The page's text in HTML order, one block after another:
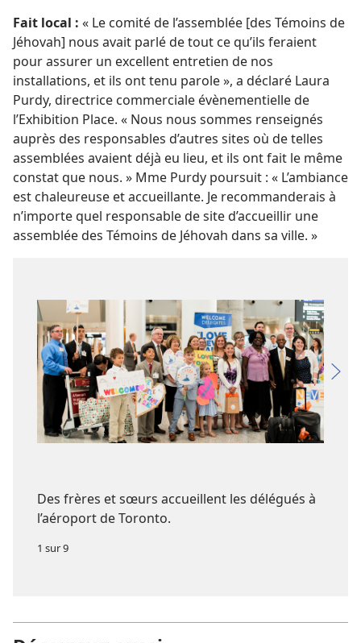
Fait local : « Le comité de l’assemblée [des Témoins de
Jéhovah] nous avait parlé de tout ce qu’ils feraient
pour assurer un excellent entretien de nos
installations, et ils ont tenu parole », a déclaré Laura
Purdy, directrice commerciale évènementielle de
l’Exhibition Place. « Nous nous sommes renseignés
auprès des responsables d’autres sites où de telles
assemblées avaient déjà eu lieu, et ils ont fait le même
constat que nous. » Mme Purdy poursuit : « L’ambiance
est chaleureuse et accueillante. Je recommanderais à
n’importe quel responsable de site d’accueillir une
assemblée des Témoins de Jéhovah dans sa ville. »
Des frères et sœurs accueillent les délégués à
l’aéroport de Toronto.
1 sur 9